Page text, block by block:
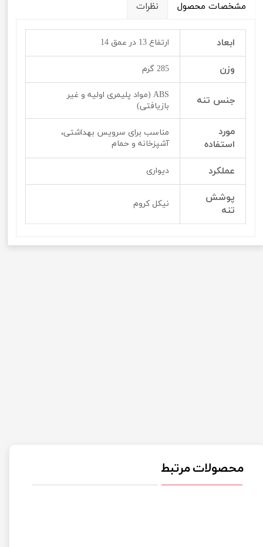
مشخصات محصول نظرات
ابعاد ارتفاع 13 در عمق 14
وزن 285 گرم
جنس تنه
ABS (مواد پلیمری اولیه و غیر
بازیافتی)
مورد
استفاده
مناسب برای سرویس بهداشتی،
آشپزخانه و حمام
عملکرد دیواری
پوشش
تنه
نیکل کروم
محصولات مرتبط